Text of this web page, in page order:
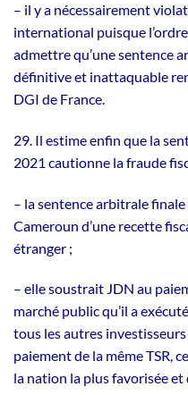
– il y a nécessairement
international puisque
admettre qu’une sentence
définitive et inattaquable
DGI de France.
29. Il estime enfin que la
2021 cautionne la fraude
– la sentence arbitrale
Cameroun d’une recette
étranger ;
– elle soustrait JDN au
marché public qu’il a
tous les autres
paiement de la même TSR,
la nation la plus favorisée